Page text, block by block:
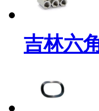
吉林六